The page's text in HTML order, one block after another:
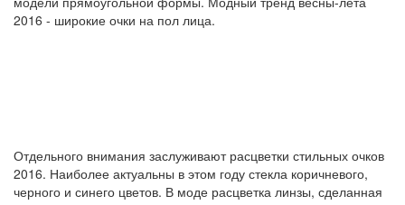
2016 - широкие очки на пол лица.
Отдельного внимания заслуживают расцветки стильных очков
2016. Наиболее актуальны в этом году стекла коричневого,
черного и синего цветов. В моде расцветка линзы, сделанная